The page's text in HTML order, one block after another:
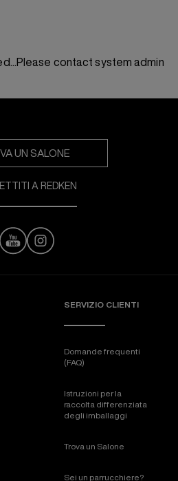
contact system admin
UN SALONE
A REDKEN
SERVIZIO CLIENTI
Domande frequenti
(FAQ)
Istruzioni per la
raccolta differenziata
degli imballaggi
Trova un Salone
Sei un parrucchiere?